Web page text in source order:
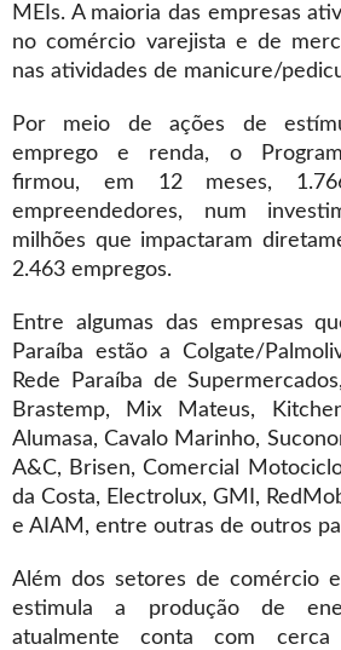
MEIs. A maioria das empresas
no comércio varejista e de
nas atividades de manicure/
Por meio de ações de
emprego e renda, o
firmou, em 12 meses,
empreendedores, num
milhões que impactaram
2.463 empregos.
Entre algumas das empresas
Paraíba estão a Colgate/
Rede Paraíba de
Brastemp, Mix Mateus,
Alumasa, Cavalo Marinho,
A&C, Brisen, Comercial
da Costa, Electrolux, GMI,
e AIAM, entre outras de outros
Além dos setores de comércio
estimula a produção de
atualmente conta com